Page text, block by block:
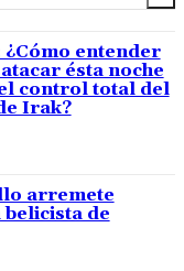
entender
ésta noche
control total del
Irak?
arremete
de